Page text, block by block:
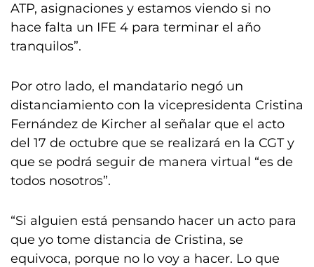
ATP, asignaciones y estamos viendo si no
hace falta un IFE 4 para terminar el año
tranquilos”.
Por otro lado, el mandatario negó un
distanciamiento con la vicepresidenta Cristina
Fernández de Kircher al señalar que el acto
del 17 de octubre que se realizará en la CGT y
que se podrá seguir de manera virtual “es de
todos nosotros”.
“Si alguien está pensando hacer un acto para
que yo tome distancia de Cristina, se
equivoca, porque no lo voy a hacer. Lo que